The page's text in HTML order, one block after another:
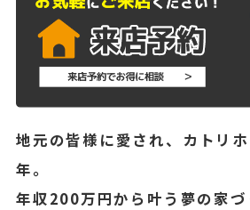
地元の皆様に愛され、カトリ
年。
年収200万円から叶う夢の家づ